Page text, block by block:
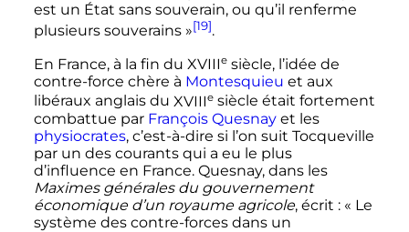
est un État sans souverain, ou qu’il renferme
plusieurs souverains »[19].
En France, à la fin du XVIIIe siècle, l’idée de
contre-force chère à Montesquieu et aux
libéraux anglais du XVIIIe siècle était fortement
combattue par François Quesnayet les
physiocrates, c’est-à-dire si l’on suit Tocqueville
par un des courants qui a eu le plus
d’influence en France. Quesnay, dans les
Maximes générales du gouvernement
économique d’un royaume agricole, écrit : « Le
système des contre-forces dans un